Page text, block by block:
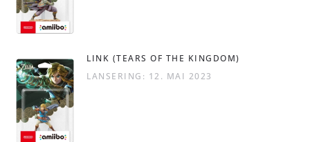
LINK (TEARS OF THE KINGDOM)
LANSERING: 12. MAI 2023